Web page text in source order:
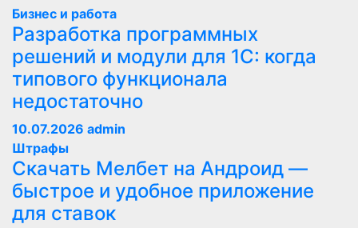
Бизнес и работа
Разработка программных
решений и модули для 1С: когда
типового функционала
недостаточно
10.07.2026 admin
Штрафы
Скачать Мелбет на Андроид —
быстрое и удобное приложение
для ставок